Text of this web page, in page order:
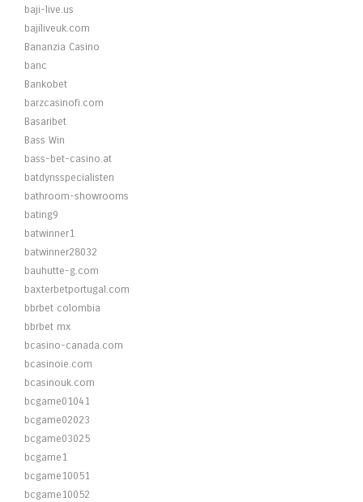
baji-live.us
bajiliveuk.com
Bananzia Casino
banc
Bankobet
barzcasinofi.com
Basaribet
Bass Win
bass-bet-casino.at
batdynsspecialisten
bathroom-showrooms
bating9
batwinner1
batwinner28032
bauhutte-g.com
baxterbetportugal.com
bbrbet colombia
bbrbet mx
bcasino-canada.com
bcasinoie.com
bcasinouk.com
bcgame01041
bcgame02023
bcgame03025
bcgame1
bcgame10051
bcgame10052